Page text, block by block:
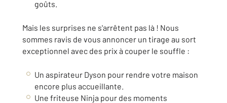
goûts.
Mais les surprises ne s'arrêtent pas là ! Nous
sommes ravis de vous annoncer un tirage au sort
exceptionnel avec des prix à couper le souffle :
Un aspirateur Dyson pour rendre votre maison
encore plus accueillante.
Une friteuse Ninja pour des moments